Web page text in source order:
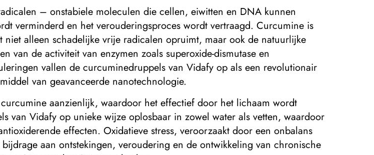
– onstabiele moleculen die cellen, eiwitten en DNA kunnen
verminderd en het verouderingsproces wordt vertraagd. Curcumine is
alleen schadelijke vrije radicalen opruimt, maar ook de natuurlijke
van de activiteit van enzymen zoals superoxide-dismutase en
vallen de curcuminedruppels van Vidafy op als een revolutionair
van geavanceerde nanotechnologie.
aanzienlijk, waardoor het effectief door het lichaam wordt
van Vidafy op unieke wijze oplosbaar in zowel water als vetten, waardoor
effecten. Oxidatieve stress, veroorzaakt door een onbalans
aan ontstekingen, veroudering en de ontwikkeling van chronische